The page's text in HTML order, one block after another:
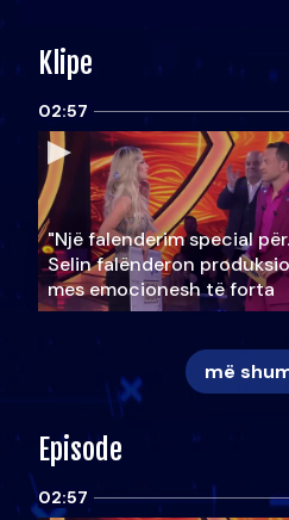
Klipe
02:57
"Një falenderim special
Selin falënderon
mes emocionesh të forta
më
Episode
02:57